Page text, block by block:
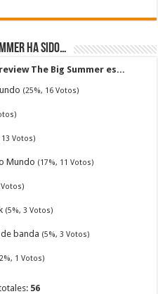
ha sido…
The Big Summer es...
(25%, 16 Votos)
13 Votos)
Mundo (17%, 11 Votos)
(5%, 3 Votos)
banda (5%, 3 Votos)
1 Votos)
56